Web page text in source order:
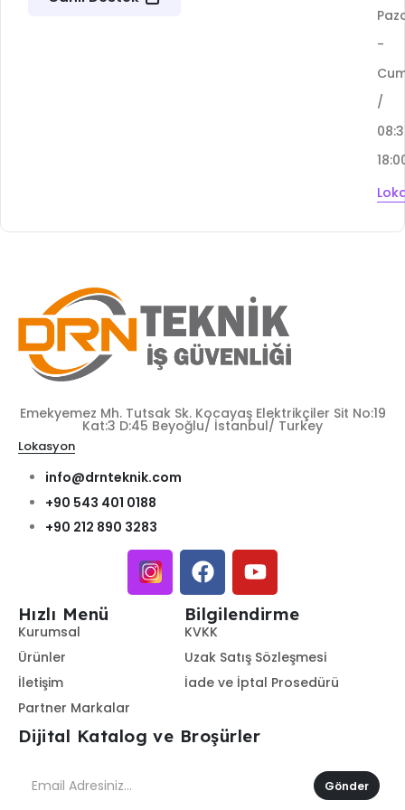
-
/
Emekyemez Mh. Tutsak Sk. Kocayaş Elektrikçiler Sit No:19
Kat:3 D:45 Beyoğlu/ İstanbul/ Turkey
Lokasyon
info@drnteknik.com
+90 543 401 0188
+90 212 890 3283
Hızlı Menü
Kurumsal
Ürünler
İletişim
Partner Markalar
Bilgilendirme
KVKK
Uzak Satış Sözleşmesi
İade ve İptal Prosedürü
Dijital Katalog ve Broşürler
Gönder